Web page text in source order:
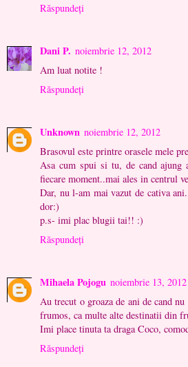
Răspundeți
Dani P. noiembrie 12, 2012
Am luat notite !
Răspundeți
Unknown noiembrie 12, 2012
Brasovul este printre orasele mele
Asa cum spui si tu, de cand ajung
fiecare moment..mai ales in centrul
Dar, nu l-am mai vazut de cativa
dor:)
p.s- imi plac blugii tai!! :)
Răspundeți
Mihaela Pojogu noiembrie 13, 2012
Au trecut o groaza de ani de cand
frumos, ca multe alte destinatii din
Imi place tinuta ta draga Coco,
Răspundeți